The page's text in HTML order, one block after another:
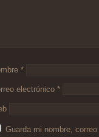
*
electrónico *
Guarda mi nombre,